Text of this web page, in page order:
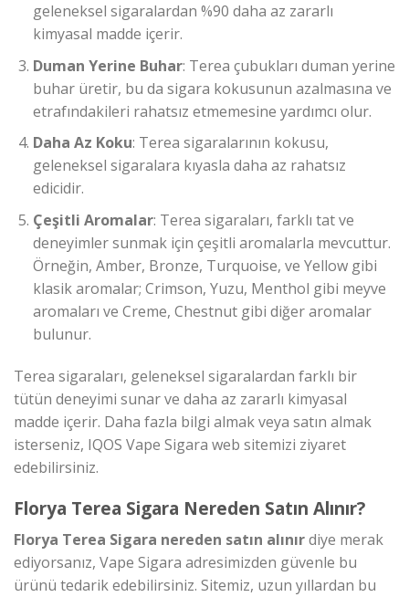
geleneksel sigaralardan %90 daha az zararlı
kimyasal madde içerir.
Duman Yerine Buhar: Terea çubukları duman yerine
buhar üretir, bu da sigara kokusunun azalmasına ve
etrafındakileri rahatsız etmemesine yardımcı olur.
Daha Az Koku: Terea sigaralarının kokusu,
geleneksel sigaralara kıyasla daha az rahatsız
edicidir.
Çeşitli Aromalar: Terea sigaraları, farklı tat ve
deneyimler sunmak için çeşitli aromalarla mevcuttur.
Örneğin, Amber, Bronze, Turquoise, ve Yellow gibi
klasik aromalar; Crimson, Yuzu, Menthol gibi meyve
aromaları ve Creme, Chestnut gibi diğer aromalar
bulunur.
Terea sigaraları, geleneksel sigaralardan farklı bir
tütün deneyimi sunar ve daha az zararlı kimyasal
madde içerir. Daha fazla bilgi almak veya satın almak
isterseniz, IQOS Vape Sigara web sitemizi ziyaret
edebilirsiniz.
Florya Terea Sigara Nereden Satın Alınır?
Florya Terea Sigara nereden satın alınırdiye merak
ediyorsanız, Vape Sigara adresimizden güvenle bu
ürünü tedarik edebilirsiniz. Sitemiz, uzun yıllardan bu